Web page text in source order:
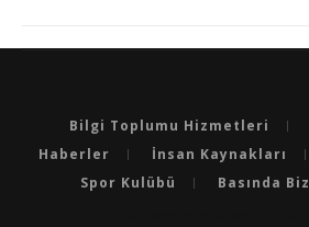
Bilgi Toplumu Hizmetleri
Haberler
İnsan Kaynakları
Spor Kulübü
Basında Biz